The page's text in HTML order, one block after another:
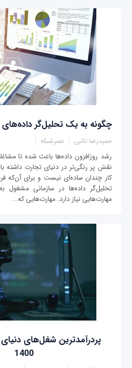
چگونه به یک تحلیل‌گر
حمیدرضا تائبی عصرشبکه
رشد روزافزون داده‌ها باعث شده تا
نقش پر رنگی‌تر در دنیای تجارت داشته
کار چندان ساده‌ای نیست و برای آن‌که
تحلیل‌گر داده‌ها در سازمانی مشغول
مهارت‌هایی نیاز دارد. مهارت‌هایی که...
پردرآمدترین شغل‌های دنیای
1400